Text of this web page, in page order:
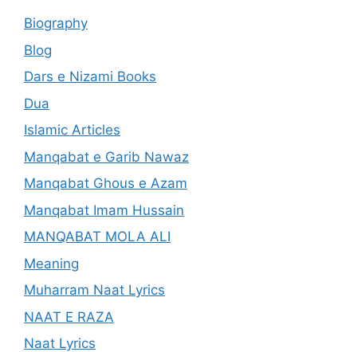
Biography
Blog
Dars e Nizami Books
Dua
Islamic Articles
Manqabat e Garib Nawaz
Manqabat Ghous e Azam
Manqabat Imam Hussain
MANQABAT MOLA ALI
Meaning
Muharram Naat Lyrics
NAAT E RAZA
Naat Lyrics